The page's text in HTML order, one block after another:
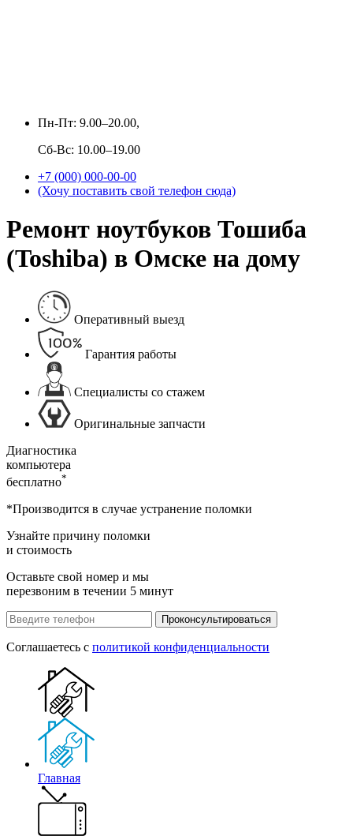
Пн-Пт: 9.00–20.00,
Сб-Вс: 10.00–19.00
+7 (000) 000-00-00
(Хочу поставить свой телефон сюда)
Ремонт ноутбуков Тошиба
(Toshiba) в Омске на дому
Оперативный выезд
Гарантия работы
Специалисты со стажем
Оригинальные запчасти
Диагностика
компьютера
бесплатно*
*Производится в случае устранение поломки
Узнайте причину поломки
и стоимость
Оставьте свой номер и мы
перезвоним в течении 5 минут
Проконсультироваться
Соглашаетесь с политикой конфиденциальности
Главная